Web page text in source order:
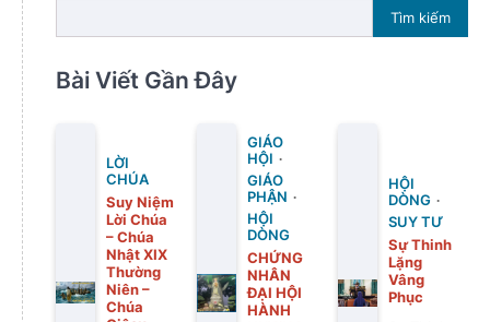
Tìm kiếm
Bài Viết Gần Đây
LỜI
CHÚA
Suy Niệm
Lời Chúa
– Chúa
Nhật XIX
Thường
Niên –
Chúa
GIÁO
HỘI
GIÁO
PHẬN
HỘI
DÒNG
CHỨNG
NHÂN
ĐẠI HỘI
HÀNH
HỘI
DÒNG
SUY TƯ
Sự Thinh
Lặng
Vâng
Phục